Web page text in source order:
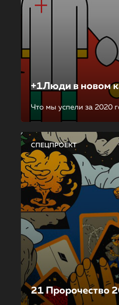
+1Люди в новом
Что мы успели за 2020
СПЕЦПРОЕКТ
21 Пророчество